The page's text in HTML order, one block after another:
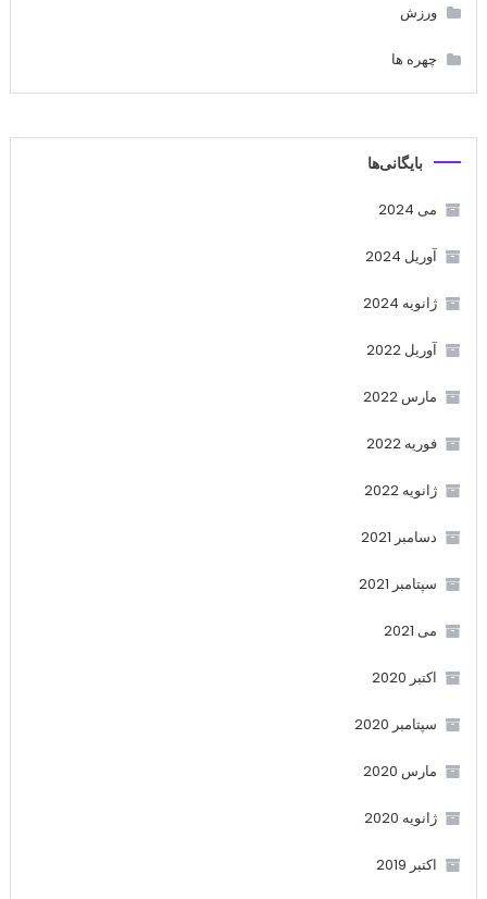
ورزش
چهره ها
بایگانی‌ها
می 2024
آوریل 2024
ژانویه 2024
آوریل 2022
مارس 2022
فوریه 2022
ژانویه 2022
دسامبر 2021
سپتامبر 2021
می 2021
اکتبر 2020
سپتامبر 2020
مارس 2020
ژانویه 2020
اکتبر 2019